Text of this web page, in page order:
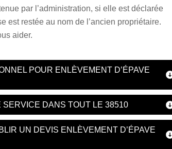
par l’administration, si elle est déclarée
est restée au nom de l’ancien propriétaire.
aider.
POUR ENLÈVEMENT D’ÉPAVE
SERVICE DANS TOUT LE 38510
UN DEVIS ENLÈVEMENT D’ÉPAVE